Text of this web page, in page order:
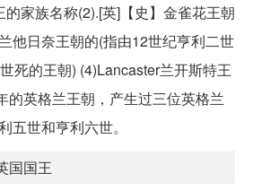
家族名称(2).[英]【史】金雀花王朝
他日奈王朝的(指由12世纪亨利二世
死的王朝) (4)Lancaster兰开斯特王
的英格兰王朝，产生过三位英格兰
五世和亨利六世。
国国王